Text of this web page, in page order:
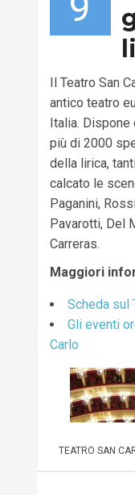
Il Teatro San
antico teatro
Italia. Dispone
più di 2000
della lirica,
calcato le
Paganini,
Pavarotti, Del
Carreras.
Maggiori
Scheda sul
Gli eventi
Carlo
TEATRO SAN